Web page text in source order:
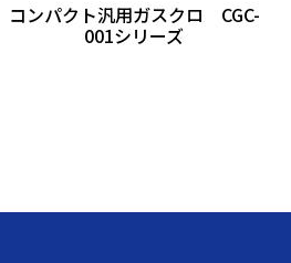
コンパクト汎用ガスクロ CGC-
001シリーズ